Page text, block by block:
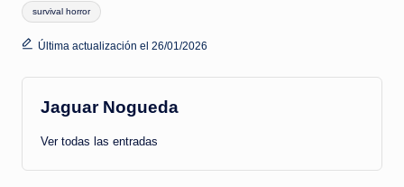
survival horror
Última actualización el 26/01/2026
Jaguar Nogueda
Ver todas las entradas